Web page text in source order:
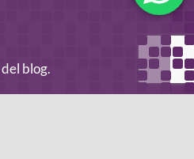
del blog.